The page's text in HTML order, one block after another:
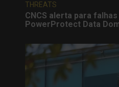
THREATS
CNCS alerta para
PowerProtect Data